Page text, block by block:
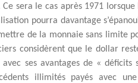
sera le cas après 1971
pourra davantage
de la monnaie sans limite
considèrent que le dollar
ses avantages de « déficits
illimités payés avec